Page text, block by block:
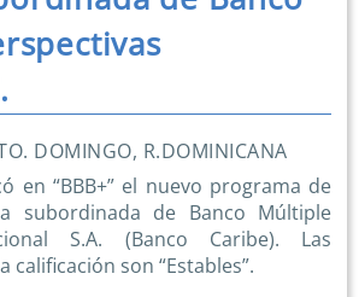
DOMINGO, R.DOMINICANA
en “BBB+” el nuevo programa de
subordinada de Banco Múltiple
S.A. (Banco Caribe). Las
calificación son “Estables”.